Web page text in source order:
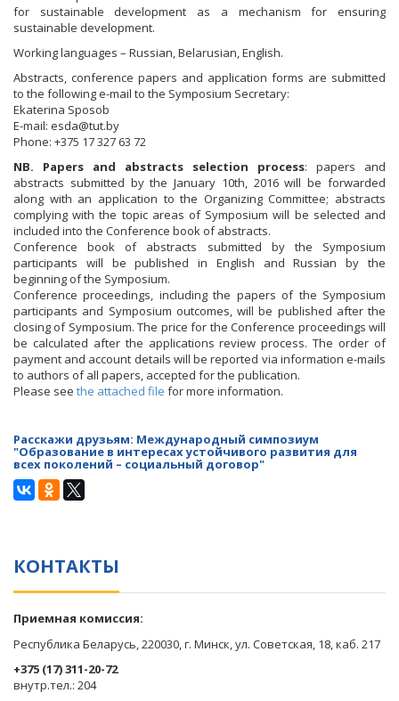
for sustainable development as a mechanism for ensuring
sustainable development.
Working languages – Russian, Belarusian, English.
Abstracts, conference papers and application forms are submitted
to the following e-mail to the Symposium Secretary:
Ekaterina Sposob
Е-mail: esda@tut.by
Phone: +375 17 327 63 72
NB. Papers and abstracts selection process: papers and
abstracts submitted by the January 10th, 2016 will be forwarded
along with an application to the Organizing Committee; abstracts
complying with the topic areas of Symposium will be selected and
included into the Conference book of abstracts.
Conference book of abstracts submitted by the Symposium
participants will be published in English and Russian by the
beginning of the Symposium.
Conference proceedings, including the papers of the Symposium
participants and Symposium outcomes, will be published after the
closing of Symposium. The price for the Conference proceedings will
be calculated after the applications review process. The order of
payment and account details will be reported via information e-mails
to authors of all papers, accepted for the publication.
Please see the attached file for more information.
Расскажи друзьям: Международный симпозиум
"Образование в интересах устойчивого развития для
всех поколений – социальный договор"
КОНТАКТЫ
Приемная комиссия:
Республика Беларусь, 220030, г. Минск, ул. Советская, 18, каб. 217
+375 (17) 311-20-72
​внутр.тел.: 204